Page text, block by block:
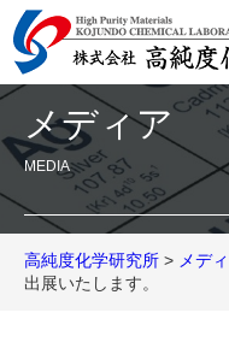
メディア
MEDIA
高純度化学研究所 > メデ
出展いたします。